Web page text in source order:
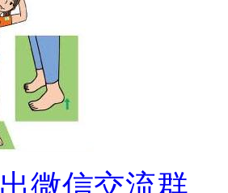
微信交流群